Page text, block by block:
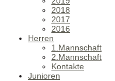
2018
2017
2016
Herren
1.Mannschaft
2.Mannschaft
Kontakte
Junioren